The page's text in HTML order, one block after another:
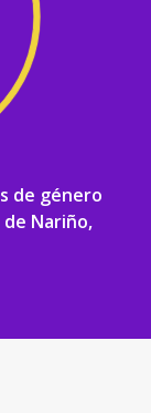
de género
Nariño,